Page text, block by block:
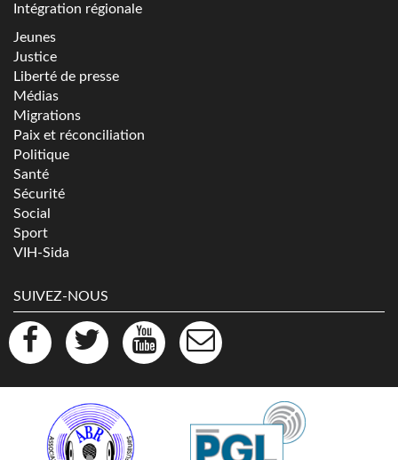
Intégration régionale
Jeunes
Justice
Liberté de presse
Médias
Migrations
Paix et réconciliation
Politique
Santé
Sécurité
Social
Sport
VIH-Sida
SUIVEZ-NOUS